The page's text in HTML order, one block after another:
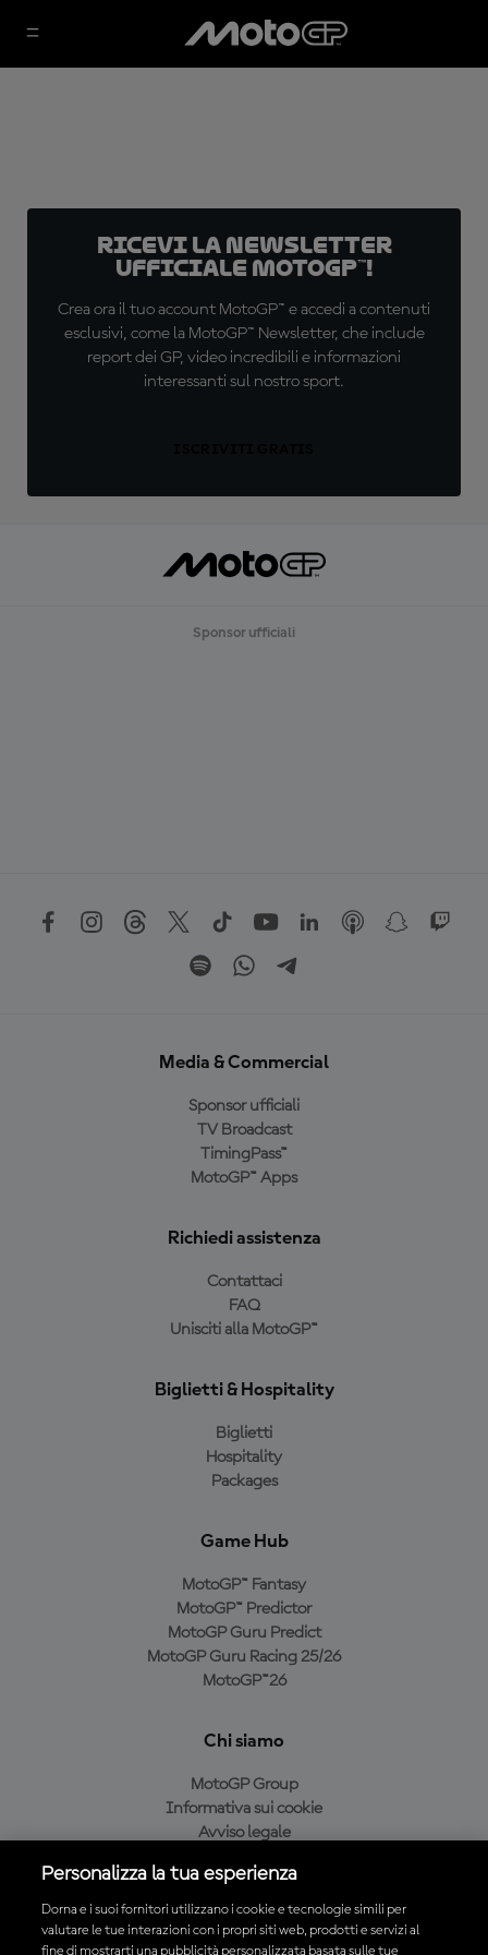
Ricevi la newsletter
ufficiale MotoGP™!
Crea ora il tuo account MotoGP™ e accedi a contenuti
esclusivi, come la MotoGP™ Newsletter, che include
report dei GP, video incredibili e informazioni
interessanti sul nostro sport.
Sponsor ufficiali
Media & Commercial
Sponsor ufficiali
TV Broadcast
TimingPass™
MotoGP™ Apps
Richiedi assistenza
Contattaci
FAQ
Unisciti alla MotoGP™
Biglietti & Hospitality
Biglietti
Hospitality
Packages
Game Hub
MotoGP™ Fantasy
MotoGP™ Predictor
MotoGP Guru Predict
MotoGP Guru Racing 25/26
MotoGP™26
Chi siamo
MotoGP Group
Informativa sui cookie
Avviso legale
Condizioni di acquisto
Personalizza la tua esperienza
Dorna e i suoi fornitori utilizzano i cookie e tecnologie simili per
valutare le tue interazioni con i propri siti web, prodotti e servizi al
fine di mostrarti una pubblicità personalizzata basata sulle tue